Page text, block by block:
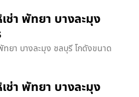
ช่า พัทยา บางละมุง
ทยา บางละมุง ชลบุรี โกดังขนาด
ช่า พัทยา บางละมุง